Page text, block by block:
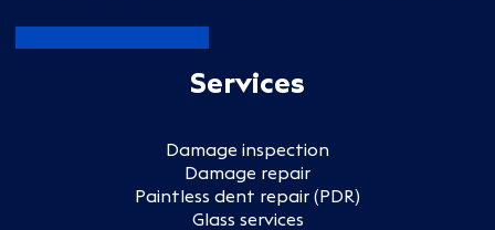
Services
Damage inspection
Damage repair
Paintless dent repair (PDR)
Glass services